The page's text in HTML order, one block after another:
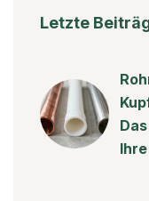
Letzte